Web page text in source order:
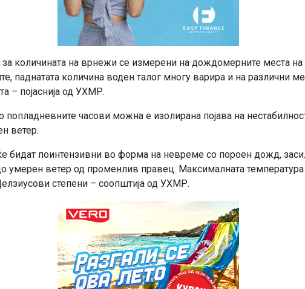
количината на врнежи се измерени на дождомерните места
паднатата количина воден талог многу варира и на различни
– појаснија од УХМР.
попладневните часови можна е изолирана појава на
ветер.
бидат поинтензивни во форма на невреме со пороен дожд,
умерен ветер од променлив правец. Максималната
степени – соопштија од УХМР.